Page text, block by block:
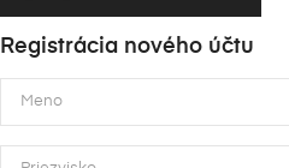
Registrácia nového účtu